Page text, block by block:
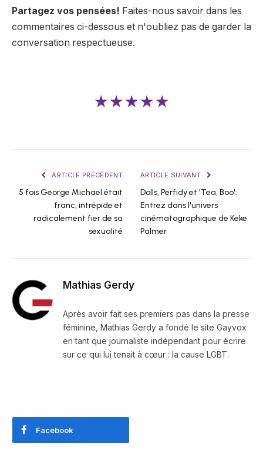
Partagez vos pensées! Faites-nous savoir dans les
commentaires ci-dessous et n'oubliez pas de garder la
conversation respectueuse.
★★★★★
ARTICLE PRÉCÉDENT
5 fois George Michael était
franc, intrépide et
radicalement fier de sa
sexualité
ARTICLE SUIVANT
Dolls, Perfidy et 'Tea, Boo':
Entrez dans l'univers
cinématographique de Keke
Palmer
Mathias Gerdy
Après avoir fait ses premiers pas dans la presse
féminine, Mathias Gerdy a fondé le site Gayvox
en tant que journaliste indépendant pour écrire
sur ce qui lui tenait à cœur : la cause LGBT.
Facebook